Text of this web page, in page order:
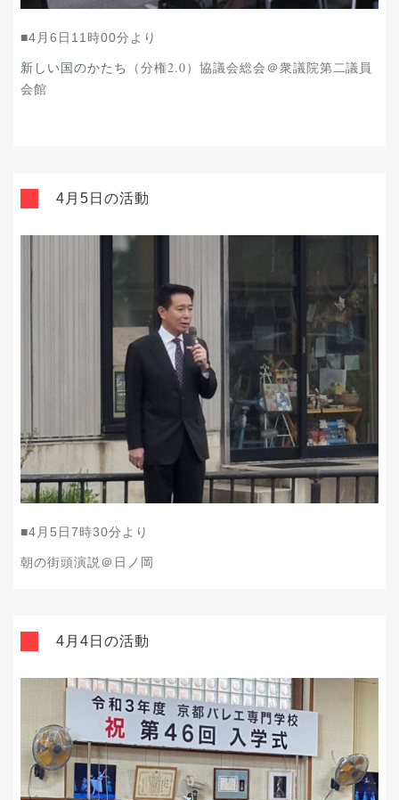
■4 月6 日11 時00分より
新しい国のかたち
（分権2.0）協議会総会＠衆議院第二議員
会館
4月5日の活動
■4 月5 日7時30分より
朝の街頭演説＠日ノ岡
4月4日の活動